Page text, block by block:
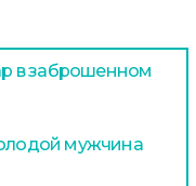
в заброшенном
мужчина